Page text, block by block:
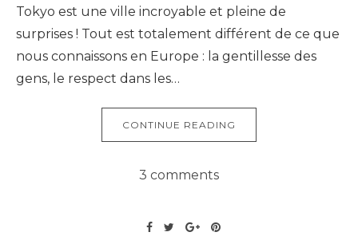
Tokyo est une ville incroyable et pleine de
surprises ! Tout est totalement différent de ce que
nous connaissons en Europe : la gentillesse des
gens, le respect dans les…
CONTINUE READING
3 comments